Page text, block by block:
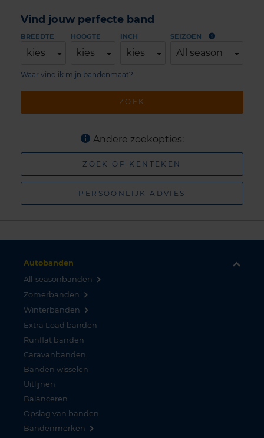
Vind jouw perfecte band
BREEDTE
kies
HOOGTE
kies
INCH
kies
SEIZOEN
All season
ZOEK
Waar vind ik mijn bandenmaat?
Andere zoekopties:
ZOEK OP KENTEKEN
PERSOONLIJK ADVIES
Autobanden
All-seasonbanden
Zomerbanden
Winterbanden
Extra Load banden
Runflat banden
Caravanbanden
Banden wisselen
Uitlijnen
Balanceren
Opslag van banden
Bandenmerken